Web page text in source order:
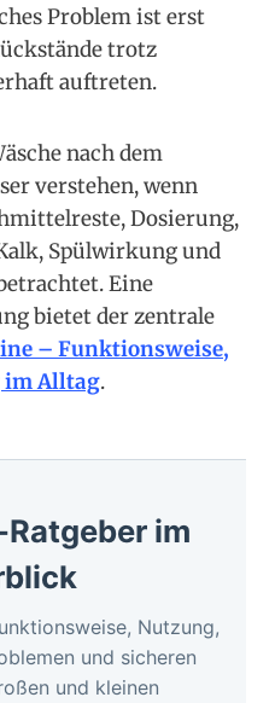
Problem ist erst
trotz
auftreten.
nach dem
verstehen, wenn
Dosierung,
Spülwirkung und
Eine
bietet der zentrale
– Funktionsweise,
im Alltag.
im
Nutzung,
und sicheren
und kleinen